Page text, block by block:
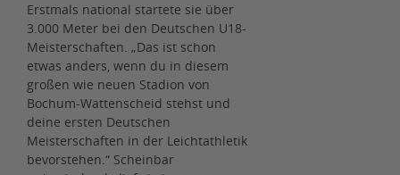
Erstmals national startete sie über
3.000 Meter bei den Deutschen U18-
Meisterschaften. „Das ist schon
etwas anders, wenn du in diesem
großen wie neuen Stadion von
Bochum-Wattenscheid stehst und
deine ersten Deutschen
Meisterschaften in der Leichtathletik
bevorstehen.“ Scheinbar